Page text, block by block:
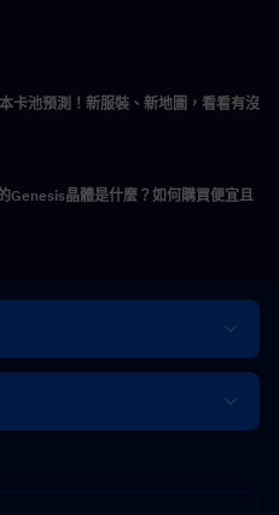
卡池預測！新服裝、新地圖，看看有沒
Genesis晶體是什麼？如何購買便宜且